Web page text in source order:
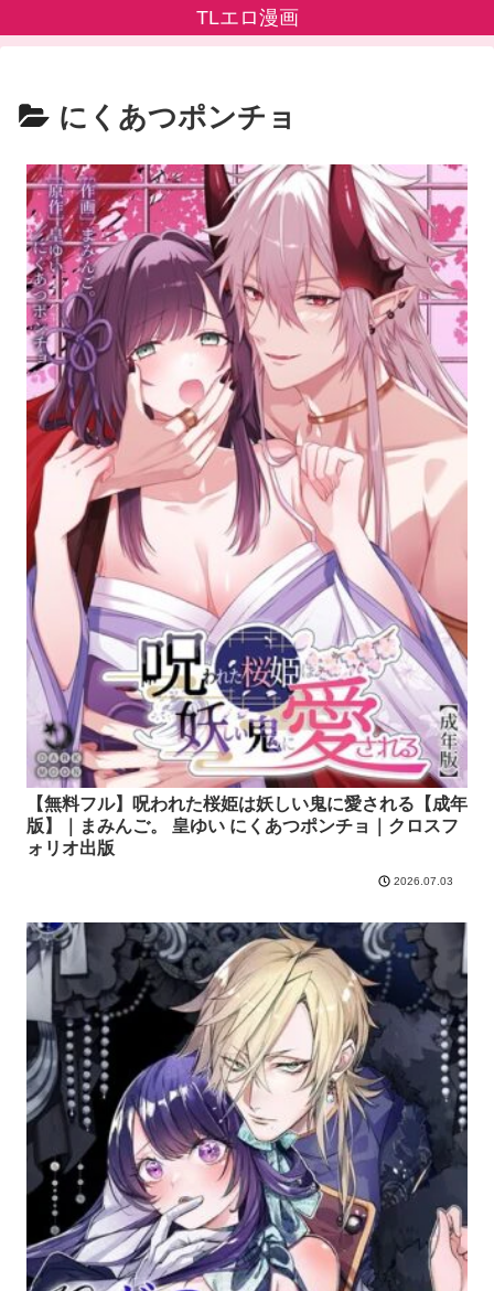
TLエロ漫画
にくあつポンチョ
【無料フル】呪われた桜姫は妖しい鬼に愛される【成年
版】｜まみんご。 皇ゆい にくあつポンチョ｜クロスフ
ォリオ出版
2026.07.03